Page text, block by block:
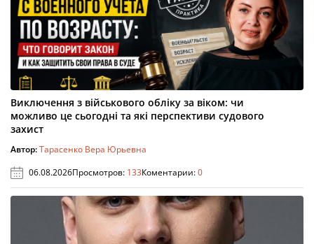
Виключення з військового обліку за віком: чи
можливо це сьогодні та які перспективи судового
захист
Автор:Тарасенко Вера Юрьевна
06.08.2026Просмотров: 133Коментарии:0